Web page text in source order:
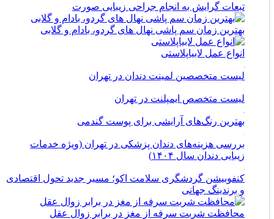
تبعات گرایش به انجام جراحی زیبایی صورت
بهترین زمان سم پاشی نهال های گردو، بادام و گلابی
انواع عمل لابیاپلاستی
لیست متخصصین لمینت دندان در تهران
لیست متخصص ایمپلنت در تهران
بهترین رنگ‌های آرایشی برای پوست گندمی
بررسی هزینه‌های دندان پزشکی در تهران (ویژه خدمات
زیبایی دندان سال ۱۴۰۴)
کنفوبیشن گردشگری سلامت اکو؛ مسیر جدید تحول اقتصادی
و برندینگ جهانی
محافظت شربت سرفه از مغز در برابر زوال عقل